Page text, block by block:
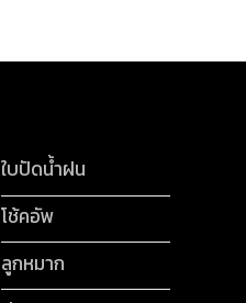
ใบปัดน้ำฝน
โช้คอัพ
ลูกหมาก